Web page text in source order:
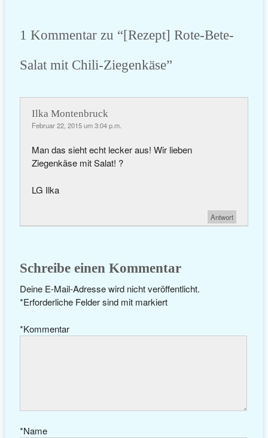
1 Kommentar zu “[Rezept] Rote-Bete-
Salat mit Chili-Ziegenkäse”
Ilka Montenbruck
Februar 22, 2015 um 3:04 p.m.
Man das sieht echt lecker aus! Wir lieben
Ziegenkäse mit Salat! ?
LG Ilka
Antwort
Schreibe einen Kommentar
Deine E-Mail-Adresse wird nicht veröffentlicht.
Erforderliche Felder sind mit
* markiert
Kommentar
*
Name
*